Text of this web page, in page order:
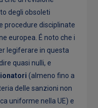
degli obsoleti
procedure disciplinate
europea. É noto che i
legiferare in questa
quasi nulli, e
(almeno fino a
delle sanzioni non
uniforme nella UE) e